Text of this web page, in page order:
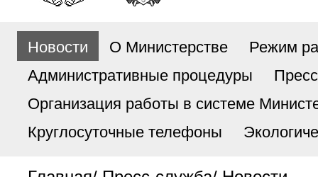
Новости О Министерстве
Режим
Административные процедуры
Организация работы в системе
Круглосуточные телефоны